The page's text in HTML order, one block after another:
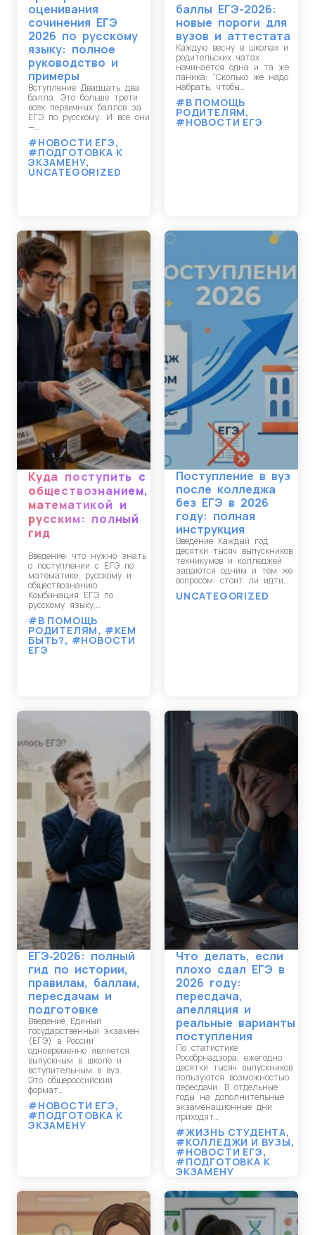
оценивания
сочинения ЕГЭ
2026 по русскому
языку: полное
руководство и
примеры
Вступление Двадцать два
балла. Это больше трети
всех первичных баллов за
ЕГЭ по русскому. И все они
—…
#НОВОСТИ ЕГЭ,
#ПОДГОТОВКА К
ЭКЗАМЕНУ,
UNCATEGORIZED
баллы ЕГЭ-2026:
новые пороги для
вузов и аттестата
Каждую весну в школах и
родительских чатах
начинается одна и та же
паника: “Сколько же надо
набрать, чтобы…
#В ПОМОЩЬ
РОДИТЕЛЯМ,
#НОВОСТИ ЕГЭ
Куда поступить с
обществознанием,
математикой и
русским: полный
гид
Введение: что нужно знать
о поступлении с ЕГЭ по
математике, русскому и
обществознанию
Комбинация ЕГЭ по
русскому языку,…
#В ПОМОЩЬ
РОДИТЕЛЯМ, #КЕМ
БЫТЬ?, #НОВОСТИ
ЕГЭ
Поступление в вуз
после колледжа
без ЕГЭ в 2026
году: полная
инструкция
Введение Каждый год
десятки тысяч выпускников
техникумов и колледжей
задаются одним и тем же
вопросом: стоит ли идти…
UNCATEGORIZED
ЕГЭ‑2026: полный
гид по истории,
правилам, баллам,
пересдачам и
подготовке
Введение Единый
государственный экзамен
(ЕГЭ) в России
одновременно является
выпускным в школе и
вступительным в вуз.
Это общероссийский
формат…
#НОВОСТИ ЕГЭ,
#ПОДГОТОВКА К
ЭКЗАМЕНУ
Что делать, если
плохо сдал ЕГЭ в
2026 году:
пересдача,
апелляция и
реальные варианты
поступления
По статистике
Рособрнадзора, ежегодно
десятки тысяч выпускников
пользуются возможностью
пересдачи. В отдельные
годы на дополнительные
экзаменационные дни
приходят…
#ЖИЗНЬ СТУДЕНТА,
#КОЛЛЕДЖИ И ВУЗЫ,
#НОВОСТИ ЕГЭ,
#ПОДГОТОВКА К
ЭКЗАМЕНУ